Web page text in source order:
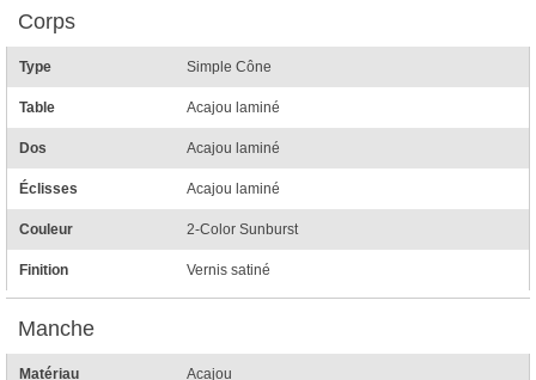
Corps
Type Simple Cône
Table Acajou laminé
Dos Acajou laminé
Éclisses Acajou laminé
Couleur 2-Color Sunburst
Finition Vernis satiné
Manche
Matériau Acajou